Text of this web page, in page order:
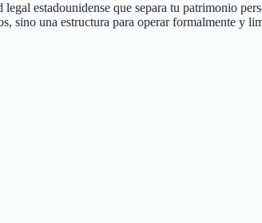
estadounidense que separa tu patrimonio
sino una estructura para operar formalmente y